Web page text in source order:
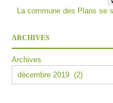
La commune des Plans se
ARCHIVES
Archives